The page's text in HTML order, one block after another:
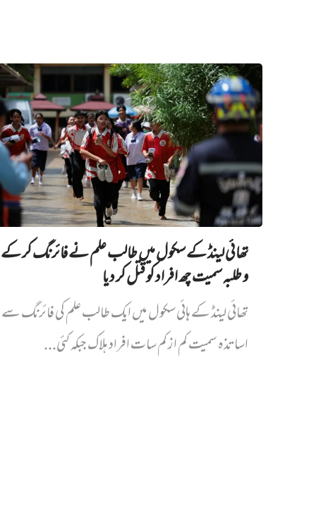
تھائی لینڈ کے سکول میں طالب علم نے فائرنگ کر
و طلبہ سمیت چھ افراد کو قتل کر دیا
تھائی لینڈ کے ہائی سکول میں ایک طالب علم کی فائرنگ سے
اساتذہ سمیت کم از کم سات افراد ہلاک جبکہ کئی...